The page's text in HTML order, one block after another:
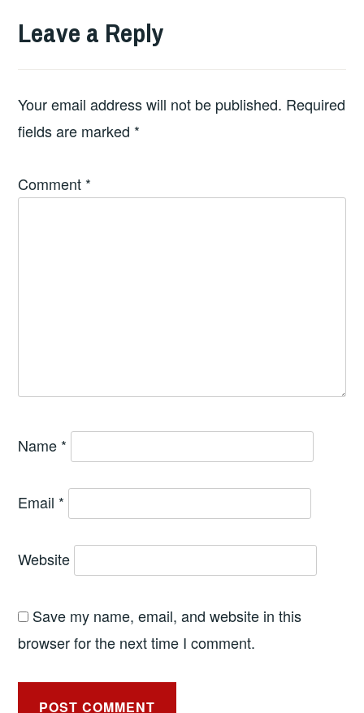
Leave a Reply
Your email address will not be published. Required
fields are marked *
Comment *
Name *
Email *
Website
Save my name, email, and website in this
browser for the next time I comment.